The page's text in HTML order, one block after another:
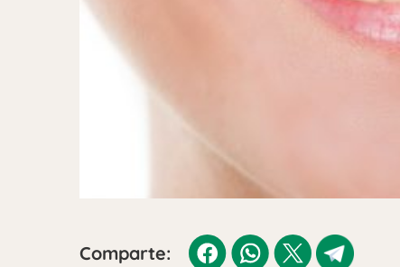
Comparte: